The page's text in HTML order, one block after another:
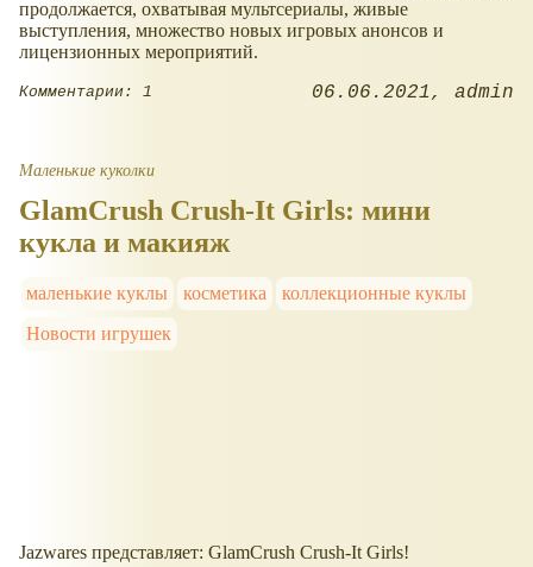
продолжается, охватывая мультсериалы, живые
выступления, множество новых игровых анонсов и
лицензионных мероприятий.
Комментарии: 1 06.06.2021 admin
Маленькие куколки
GlamCrush Crush-It Girls: мини
кукла и макияж
маленькие куклы косметика
коллекционные куклы
Новости игрушек
Jazwares представляет: GlamCrush Crush-It Girls!